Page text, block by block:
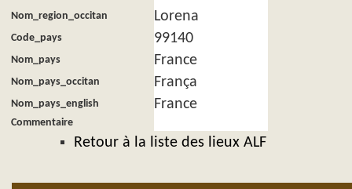
Nom_region_occitan Lorena
Code_pays 99140
Nom_pays France
Nom_pays_occitan França
Nom_pays_english France
Commentaire
Retour à la liste des lieux ALF